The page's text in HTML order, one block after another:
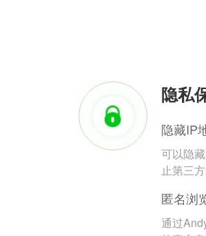
隐私
隐藏IP
可以隐
止第三
匿名浏
通过